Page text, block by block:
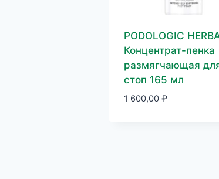
PODOLOGIC
Концентрат-пенка
размягчающая
стоп 165 мл
1 600,00 ₽